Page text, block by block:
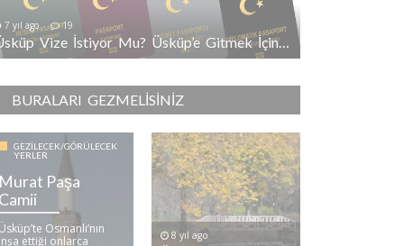
7 yıl ago 19
Üsküp Vize İstiyor Mu? Üsküp’e Gitmek İçin Vize Gerekli Mi?
BURALARI GEZMELISINIZ
GEZILECEK/GÖRÜLECEK
YERLER
Murat Paşa
Camii
Üsküp’te Osmanlı’nın
inşa ettiği onlarca
8 yıl ago